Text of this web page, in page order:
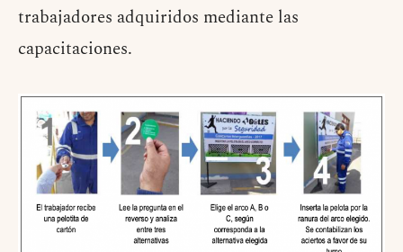
trabajadores adquiridos mediante las
capacitaciones.